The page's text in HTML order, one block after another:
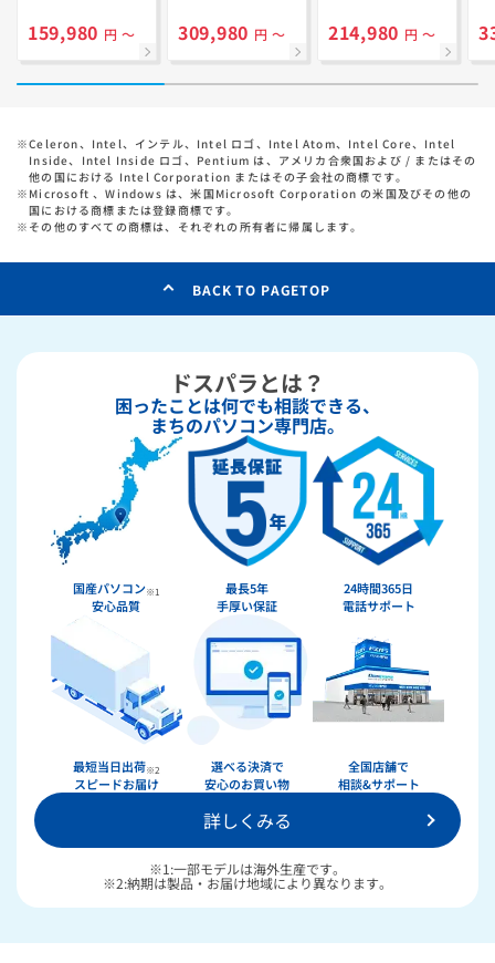
ドスパラ
36回まで無料！
新品のパーツ・周辺機器送料無料！
月額会員ならPC＋主要パーツ物損保証！
購入時のPC下取り3,000円値引き！
159,980 円 ～ 309,980 円 ～ 214,980 円 ～
※Celeron、Intel、インテル、Intel ロゴ、Intel Atom、Intel Core、Intel
Inside、Intel Inside ロゴ、Pentium は、アメリカ合衆国および / またはその
他の国における Intel Corporation またはその子会社の商標です。
※ Microsoft 、Windows は、米国Microsoft Corporation の米国及びその他の
国における商標または登録商標です。
※ その他のすべての商標は、それぞれの所有者に帰属します。
BACK TO PAGETOP
ドスパラとは？
困ったことは何でも相談できる、
まちのパソコン専門店。
国産パソコン※1
安心品質
最長5年
手厚い保証
24時間365日
電話サポート
最短当日出荷※2
スピードお届け
選べる決済で
安心のお買い物
全国店舗で
相談&サポート
詳しくみる
※1:一部モデルは海外生産です。
※2:納期は製品・お届け地域により異なります。